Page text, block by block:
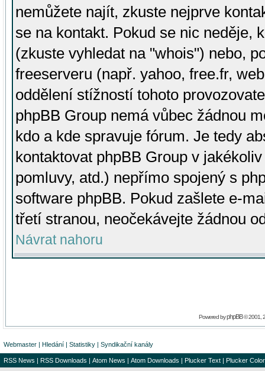
nemůžete najít, zkuste nejprve
se na kontakt. Pokud se nic neděje,
(zkuste vyhledat na "whois") nebo,
freeserveru (např. yahoo, free.fr,
oddělení stížností tohoto
phpBB Group nemá vůbec žádnou
kdo a kde spravuje fórum. Je tedy
kontaktovat phpBB Group v
pomluvy, atd.) nepřímo spojený s
software phpBB. Pokud zašlete e-
třetí stranou, neočekávejte žádnou
Návrat nahoru
Powered byphpBB© 2001,
Webmaster | Hledání | Statistiky | Syndikační kanály
RSS News | RSS Downloads | Atom News | Atom Downloads | Plucker Text | Plucker Color